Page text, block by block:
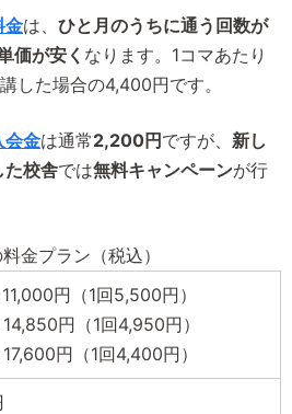
金は、 ひと月のうちに通う回数が
価が安く なります。1コマあたり
した場合の4,400円です。
会金は通常2,200円ですが、 新し
た校舎では無料キャンペーンが行
金プラン（税込）
11,000円（1回5,500円）
14,850円（1回4,950円）
17,600円（1回4,400円）